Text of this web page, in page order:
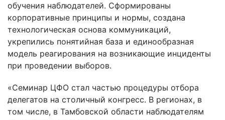
обучения наблюдателей. Сформированы
корпоративные принципы и нормы, создана
технологическая основа коммуникаций,
укрепились понятийная база и единообразная
модель реагирования на возникающие инциденты
при проведении выборов.
«Семинар ЦФО стал частью процедуры отбора
делегатов на столичный конгресс. В регионах, в
том числе, в Тамбовской области наблюдателям